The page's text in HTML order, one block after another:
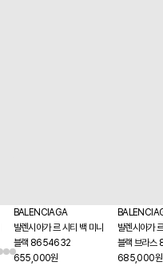
BALENCIAGA
발렌시아가 르 시티 백 미니
블랙 8654632
655,000원
발렌시아가
블랙 브라
685,000원